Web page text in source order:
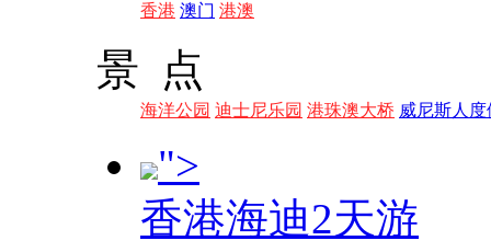
香港 澳门 港澳
景 点
海洋公园 迪士尼乐园 港珠澳大桥 威尼斯人度
">
香港海迪2天游